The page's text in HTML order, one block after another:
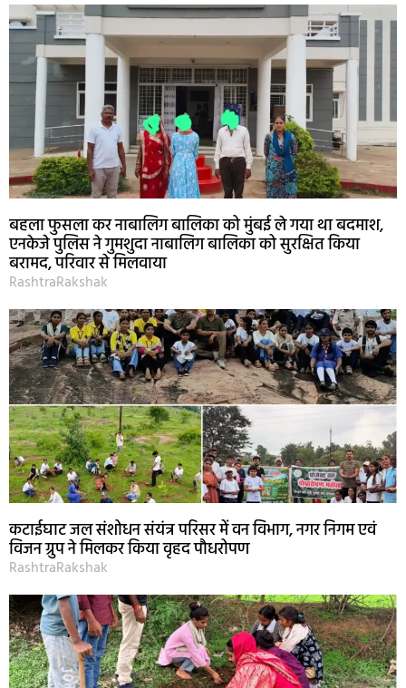
बहला फुसला कर नाबालिग बालिका को मुंबई ले गया था बदमाश,
एनकेजे पुलिस ने गुमशुदा नाबालिग बालिका को सुरक्षित किया
बरामद, परिवार से मिलवाया
RashtraRakshak
कटाईघाट जल संशोधन संयंत्र परिसर में वन विभाग, नगर निगम एवं
विजन ग्रुप ने मिलकर किया वृहद पौधरोपण
RashtraRakshak